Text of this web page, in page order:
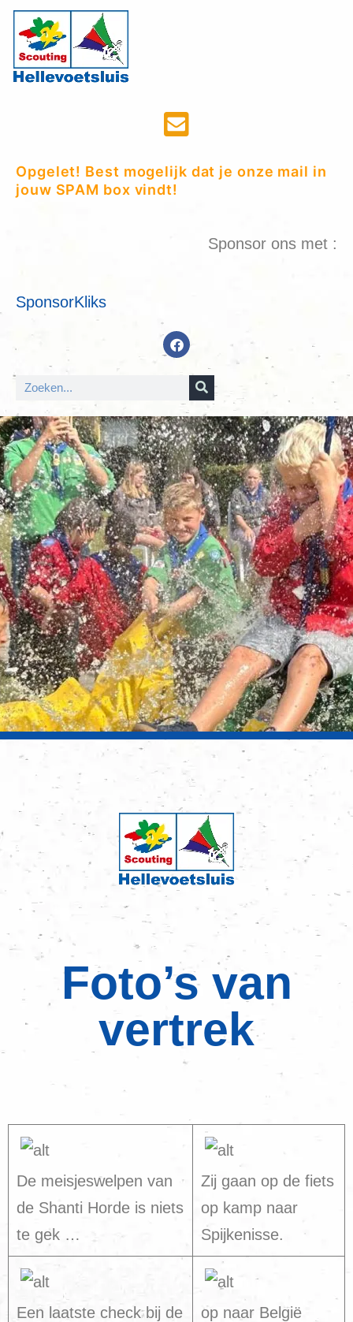
Opgelet! Best mogelijk dat je onze mail in
jouw SPAM box vindt!
Sponsor ons met :
SponsorKliks
Foto’s van
vertrek
De meisjeswelpen van
de Shanti Horde is niets
te gek …
Zij gaan op de fiets
op kamp naar
Spijkenisse.
Een laatste check bij de
op naar België